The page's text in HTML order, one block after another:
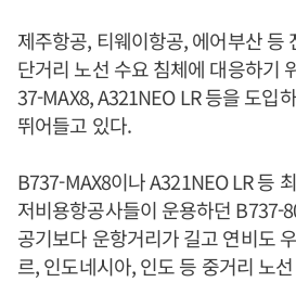
제주항공, 티웨이항공, 에어부산 등
단거리 노선 수요 침체에 대응하기
37-MAX8, A321NEO LR 등을 도입
뛰어들고 있다.
B737-MAX8이나 A321NEO LR 등
저비용항공사들이 운용하던 B737-
공기보다 운항거리가 길고 연비도
르, 인도네시아, 인도 등 중거리 노